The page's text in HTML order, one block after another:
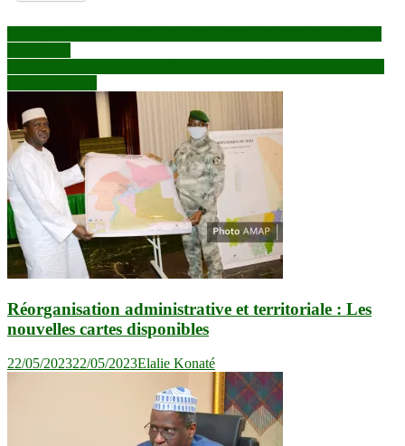
Navigation
de
l’article
Réorganisation administrative et territoriale : Les
nouvelles cartes disponibles
22/05/202322/05/2023Elalie Konaté